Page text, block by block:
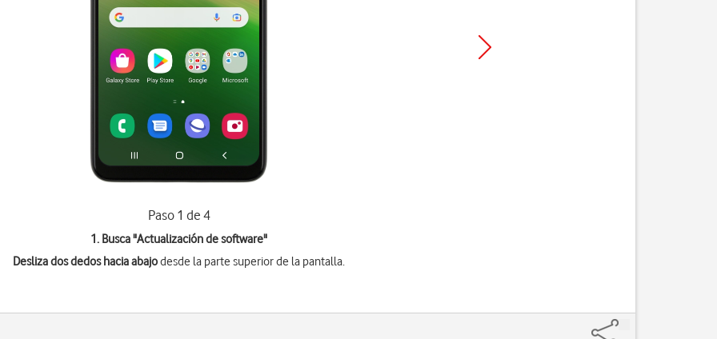
Paso 1 de 4
1. Busca "Actualización de software"
Desliza dos dedos hacia abajodesde la parte superior de la pantalla.